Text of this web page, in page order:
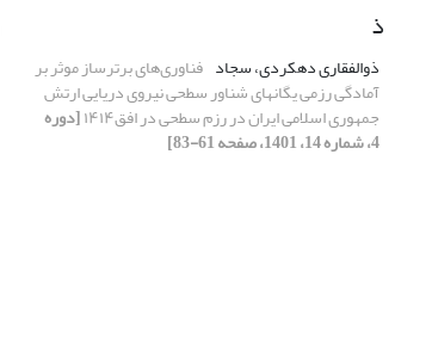
ذ
ذوالفقاری دهکردی، سجاد فناوری‌های برترساز موثر بر
آمادگی رزمی یگانهای شناور سطحی نیروی دریایی ارتش
جمهوری اسلامی ایران در رزم سطحی در افق۱۴۱۴ [دوره
4، شماره 14، 1401، صفحه 61-83]